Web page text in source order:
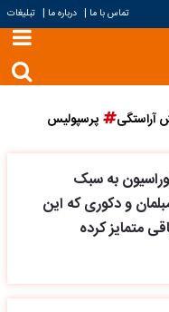
تماس با ما | درباره ما | تبلیغات
آراستگی پرسپولیس
به سبک
و دکوری که این
متمایز کرده